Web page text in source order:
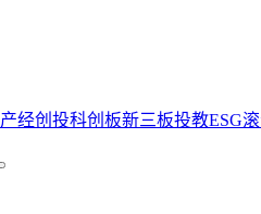
产经创投科创板新三板投教ESG